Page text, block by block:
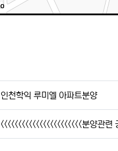
인천학익 루미엘 아파트분양
<<<<<<<<<<<<<<<<<<<<<<<분양관련